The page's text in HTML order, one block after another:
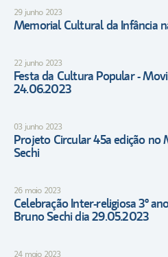
29 junho 2023
Memorial Cultural da Infância
22 junho 2023
Festa da Cultura Popular -
24.06.2023
03 junho 2023
Projeto Circular 45a edição no
Sechi
26 maio 2023
Celebração Inter-religiosa 3º
Bruno Sechi dia 29.05.2023
24 maio 2023